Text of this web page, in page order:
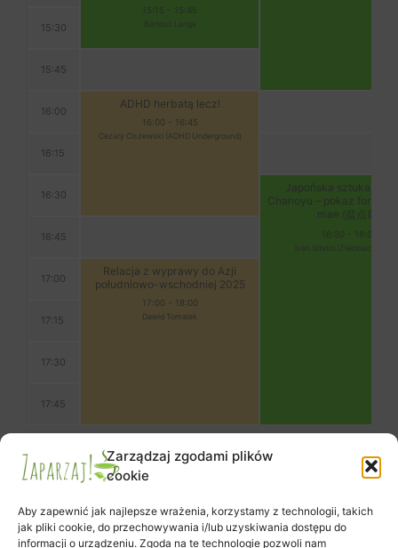
Zarządzaj zgodami plików
cookie
Aby zapewnić jak najlepsze wrażenia, korzystamy z technologii, takich
jak pliki cookie, do przechowywania i/lub uzyskiwania dostępu do
informacji o urządzeniu. Zgoda na te technologie pozwoli nam
15:15 15:45
Bartosz Langa
15:30
15:45
16:00
ADHD herbatą lecz!
16:00 - 16:45
Cezary Ciszewski (ADHD Underground)
16:15
16:30
Japońska sztuka
Chanoyu – pokaz formy
mae (盆点前)
16:30 18:00
Ivan Sitsko
16:45
17:00
Relacja z wyprawy do Azji
południowo-wschodniej 2025
17:00 - 18:00
Dawid Tomalak
17:15
17:30
17:45